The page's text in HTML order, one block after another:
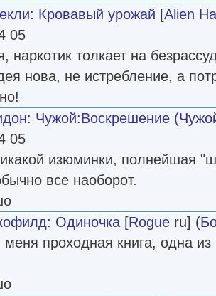
: Кровавый урожай [Alien
05
наркотик толкает на
нова, не истребление, а
: Чужой:Воскрешение
05
изюминки, полнейшая
все наоборот.
: Одиночка [Rogue ru] (
проходная книга, одна из